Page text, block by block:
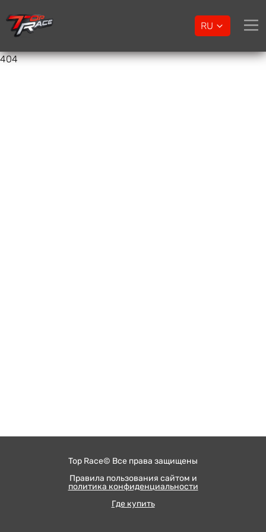
RU
404
Top Race© Все права защищены
Правила пользования сайтом и
политика конфиденциальности
Где купить